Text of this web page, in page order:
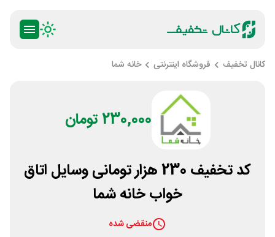
کانال تخفیف فروشگاه اینترنتی خانه شما
230,000 تومان
کد تخفیف 230 هزار تومانی وسایل اتاق
خواب خانه شما
منقضی شده